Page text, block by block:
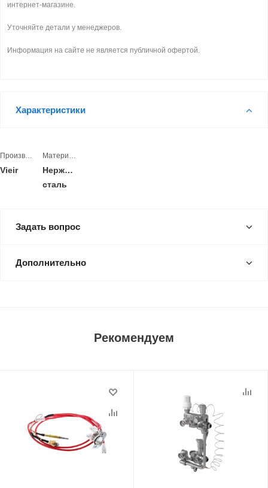
интернет-магазине.
Уточняйте детали у менеджеров.
Информация на сайте не является публичной офертой.
Характеристики
Производитель
Vieir
Материал
Нержавеющая
сталь
Задать вопрос
Дополнительно
Рекомендуем